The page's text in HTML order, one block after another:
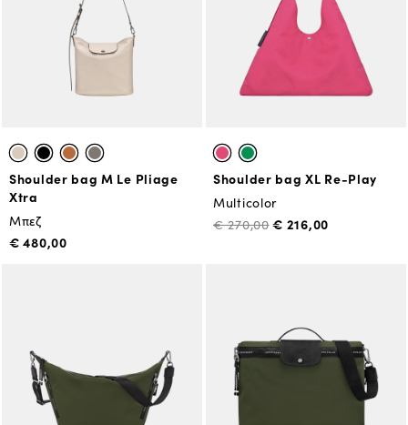
Shoulder bag M Le Pliage
Xtra
Μπεζ
€ 480,00
Shoulder bag XL Re-Play
Multicolor
€ 270,00€ 216,00